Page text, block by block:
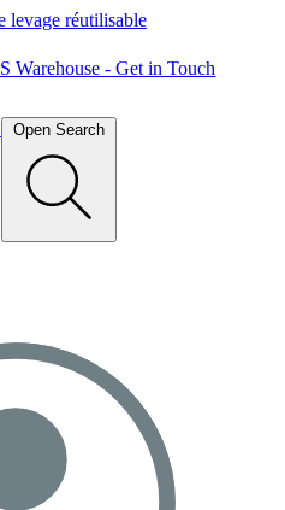
levage réutilisable
Warehouse - Get in Touch
Open Search